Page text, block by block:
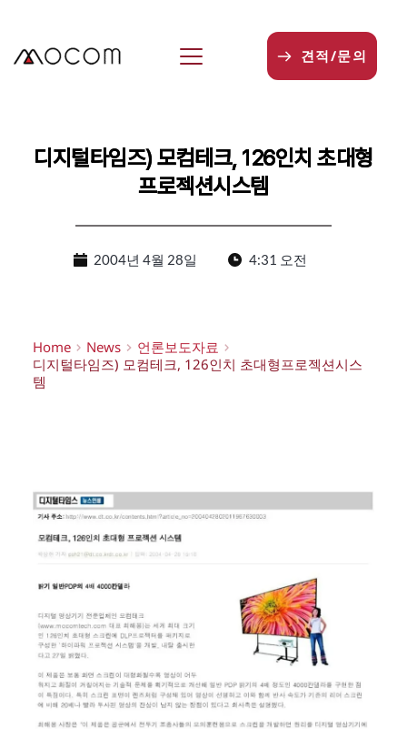
견적/문의
디지털타임즈) 모컴테크, 126인치 초대형
프로젝션시스템
2004년 4월 28일 4:31 오전
Home News
언론보도자료
디지털타임즈) 모컴테크, 126인치 초대형프로젝션시스
템